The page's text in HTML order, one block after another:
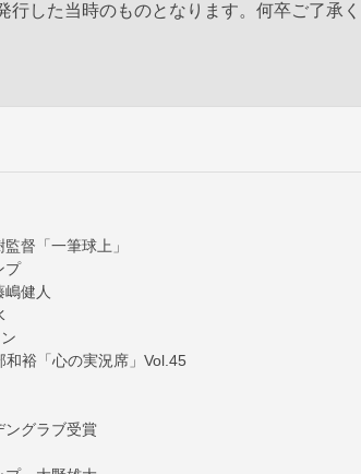
行した当時のものとなります。何卒ご了承く
督「一筆球上」
プ
健人
裕「心の実況席」Vol.45
グラブ受賞